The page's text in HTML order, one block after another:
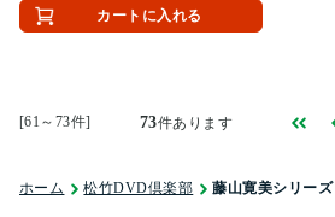
カートに入れる
[61～73件] 73件あります
ホーム 松竹DVD倶楽部 藤山寛美シリーズ